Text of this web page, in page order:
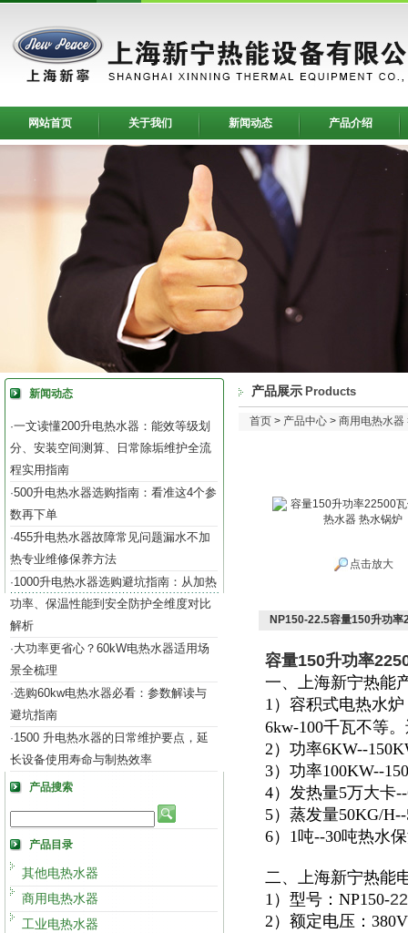
网站首页 关于我们 新闻动态 产品介绍
新闻动态
·一文读懂200升电热水器：能效等级划
分、安装空间测算、日常除垢维护全流
程实用指南
·500升电热水器选购指南：看准这4个参
数再下单
·455升电热水器故障常见问题漏水不加
热专业维修保养方法
·1000升电热水器选购避坑指南：从加热
功率、保温性能到安全防护全维度对比
解析
·大功率更省心？60kW电热水器适用场
景全梳理
·选购60kw电热水器必看：参数解读与
避坑指南
·1500 升电热水器的日常维护要点，延
长设备使用寿命与制热效率
产品搜索
产品目录
其他电热水器
商用电热水器
工业电热水器
产品展示 Products
首页 > 产品中心 > 商用电热水器
点击放大
NP150-22.5容量150升功
容量150升功率
一、上海新宁热能
1）容积式电热水
6kw-100千瓦不等
2）功率6KW--
3）功率100KW--
4）发热量5万大卡
5）蒸发量50KG/
6）1吨--30吨热水
二、上海新宁热能
1）型号：NP150-
2）额定电压：380V